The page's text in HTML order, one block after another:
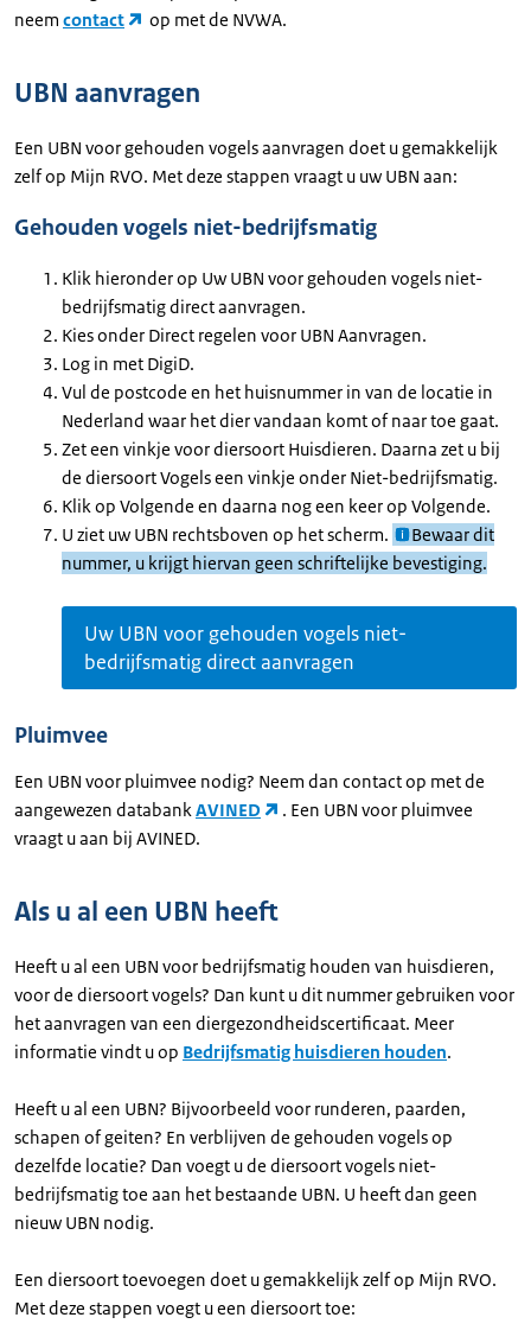
neem contact op met de NVWA.
UBN aanvragen
Een UBN voor gehouden vogels aanvragen doet u gemakkelijk
zelf op Mijn RVO. Met deze stappen vraagt u uw UBN aan:
Gehouden vogels niet-bedrijfsmatig
Klik hieronder op Uw UBN voor gehouden vogels niet-
bedrijfsmatig direct aanvragen.
Kies onder Direct regelen voor UBN Aanvragen.
Log in met DigiD.
Vul de postcode en het huisnummer in van de locatie in
Nederland waar het dier vandaan komt of naar toe gaat.
Zet een vinkje voor diersoort Huisdieren. Daarna zet u bij
de diersoort Vogels een vinkje onder Niet-bedrijfsmatig.
Klik op Volgende en daarna nog een keer op Volgende.
U ziet uw UBN rechtsboven op het scherm.
Bewaar dit
nummer, u krijgt hiervan geen schriftelijke bevestiging.
Uw UBN voor gehouden vogels niet-
bedrijfsmatig direct aanvragen
Pluimvee
Een UBN voor pluimvee nodig? Neem dan contact op met de
aangewezen databankAVINED
. Een UBN voor pluimvee
vraagt u aan bij AVINED.
Als u al een UBN heeft
Heeft u al een UBN voor bedrijfsmatig houden van huisdieren,
voor de diersoort vogels? Dan kunt u dit nummer gebruiken voor
het aanvragen van een diergezondheidscertificaat. Meer
informatie vindt u op Bedrijfsmatig huisdieren houden.
Heeft u al een UBN? Bijvoorbeeld voor runderen, paarden,
schapen of geiten? En verblijven de gehouden vogels op
dezelfde locatie? Dan voegt u de diersoort vogels niet-
bedrijfsmatig toe aan het bestaande UBN. U heeft dan geen
nieuw UBN nodig.
Een diersoort toevoegen doet u gemakkelijk zelf op Mijn RVO.
Met deze stappen voegt u een diersoort toe: